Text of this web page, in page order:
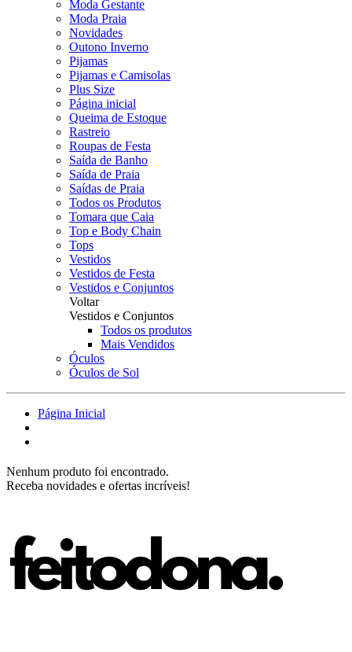
Moda Gestante
Moda Praia
Novidades
Outono Inverno
Pijamas
Pijamas e Camisolas
Plus Size
Página inicial
Queima de Estoque
Rastreio
Roupas de Festa
Saída de Banho
Saída de Praia
Saídas de Praia
Todos os Produtos
Tomara que Caia
Top e Body Chain
Tops
Vestidos
Vestidos de Festa
Vestidos e Conjuntos
Voltar
Vestidos e Conjuntos
Todos os produtos
Mais Vendidos
Óculos
Óculos de Sol
Página Inicial
Nenhum produto foi encontrado.
Receba novidades e ofertas incríveis!